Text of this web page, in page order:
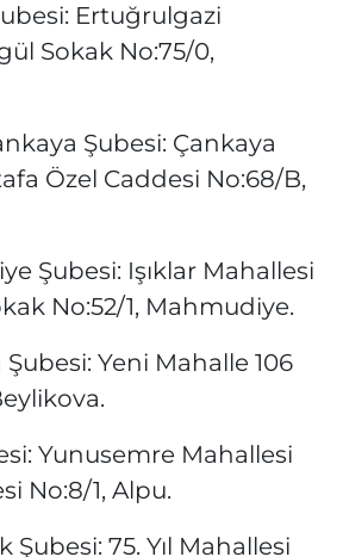
Ertuğrulgazi
Sokak No:75/0,
Şubesi: Çankaya
Özel Caddesi No:68/B,
Şubesi: Işıklar Mahallesi
No:52/1, Mahmudiye.
Şubesi: Yeni Mahalle 106
Yunusemre Mahallesi
No:8/1, Alpu.
Şubesi: 75. Yıl Mahallesi